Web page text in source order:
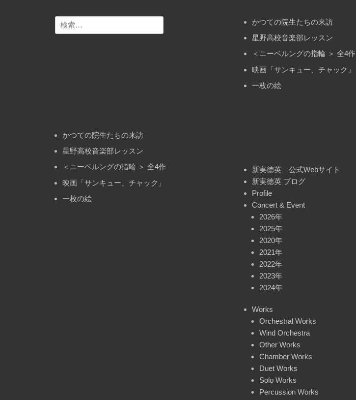
検
索:
かつての院生たちの来訪
星野高校音楽部レッスン
＜ニーベルングの指輪 ＞ 全4作
映画「サンキュー、チャック」
一枚の絵
かつての院生たちの来訪
星野高校音楽部レッスン
＜ニーベルングの指輪 ＞ 全4作
映画「サンキュー、チャック」
一枚の絵
新実徳英 公式Webサイト
新実徳英 ブログ
Profile
Concert & Event
2026年
2025年
2020年
2021年
2022年
2023年
2024年
Works
Orchestral Works
Wind Orchestra
Other Works
Chamber Works
Duet Works
Solo Works
Percussion Works